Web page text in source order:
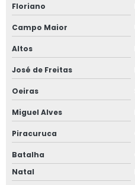
Floriano
Campo Maior
Altos
José de Freitas
Oeiras
Miguel Alves
Piracuruca
Batalha
Natal